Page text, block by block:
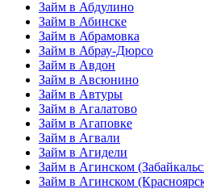
Займ в Абдулино
Займ в Абинске
Займ в Абрамовка
Займ в Абрау-Дюрсо
Займ в Авдон
Займ в Авсюнино
Займ в Автуры
Займ в Агалатово
Займ в Агаповке
Займ в Агвали
Займ в Агидели
Займ в Агинском
Займ в Агинском